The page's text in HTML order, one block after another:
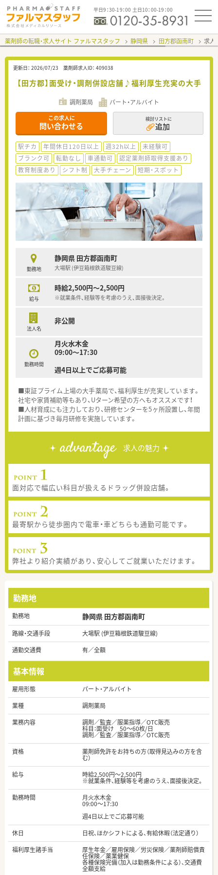
平日9：30-19：00 土日10：00-19：00
薬剤師の転職・求人サイト ファルマスタッフ 静岡県 田方郡函南町 求人
更新日： 2026/07/23 薬剤師求人ID： 409038
【田方郡】面受け・調剤併設店舗♪福利厚生充実の大手
調剤薬局 パート・アルバイト
この求人に
問い合わせる
検討リストに
追加
駅チカ 年間休日120日以上 週32h以上
未経験可
ブランク可
転勤なし 車通勤可
認定薬剤師取得支援あり
教育制度あり
シフト制 大手チェーン 短期・スポット
勤務地
静岡県 田方郡函南町
大場駅 (伊豆箱根鉄道駿豆線)
給与
時給2,500円～2,500円
※就業条件、経験等を考慮のうえ、面接後決定。
法人名
非公開
勤務時間
月火水木金
09:00～17:30
週4日以上でご応募可能
■東証プライム上場の大手薬局で、福利厚生が充実しています。
社宅や家賃補助等もあり、Uターン希望の方へもオススメです！
■人材育成にも注力しており、研修センターを5ヶ所設置し、年間
計画に基づき毎月研修を実施しています。
advantage 求人の魅力
面対応で幅広い科目が扱えるドラッグ併設店舗。
最寄駅から徒歩圏内で電車・車どちらも通勤可能です。
弊社より紹介実績があり、安心してご就業いただけます。
勤務地
勤務地 静岡県 田方郡函南町
路線・交通手段
大場駅 (伊豆箱根鉄道駿豆線)
通勤交通費
有／全額
基本情報
雇用形態
パート・アルバイト
業種
調剤薬局
業務内容
調剤／監査／服薬指導／OTC販売
科目：面受け 50～60枚/日
調剤／監査／服薬指導／OTC販売
資格
薬剤師免許をお持ちの方（取得見込みの方を含
む）
給与
時給2,500円～2,500円
※就業条件、経験等を考慮のうえ、面接後決定。
勤務時間
月火水木金
09:00～17:30
週4日以上でご応募可能
休日
日祝、ほかシフトによる、有給休暇（法定通り）
福利厚生諸手当
厚生年金／雇用保険／労災保険／薬剤師賠償責
任保険／薬業健保
各種保険完備（加入は勤務条件による）、交通費
全額支給